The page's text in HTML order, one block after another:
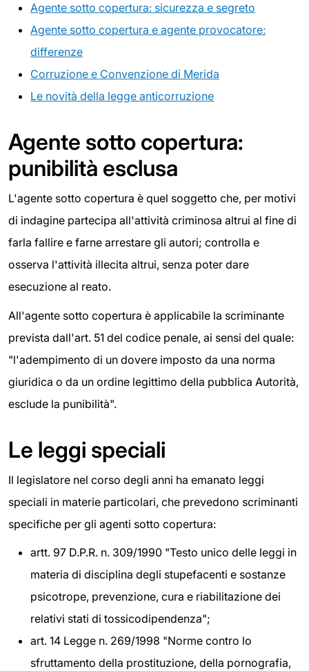
Agente sotto copertura: sicurezza e segreto
Agente sotto copertura e agente provocatore:
differenze
Corruzione e Convenzione di Merida
Le novità della legge anticorruzione
Agente sotto copertura:
punibilità esclusa
L'agente sotto copertura è quel soggetto che, per motivi
di indagine partecipa all'attività criminosa altrui al fine di
farla fallire e farne arrestare gli autori; controlla e
osserva l'attività illecita altrui, senza poter dare
esecuzione al reato.
All'agente sotto copertura è applicabile la scriminante
prevista dall'art. 51 del codice penale, ai sensi del quale:
"l'adempimento di un dovere imposto da una norma
giuridica o da un ordine legittimo della pubblica Autorità,
esclude la punibilità".
Le leggi speciali
Il legislatore nel corso degli anni ha emanato leggi
speciali in materie particolari, che prevedono scriminanti
specifiche per gli agenti sotto copertura:
artt. 97 D.P.R. n. 309/1990 "Testo unico delle leggi in
materia di disciplina degli stupefacenti e sostanze
psicotrope, prevenzione, cura e riabilitazione dei
relativi stati di tossicodipendenza";
art. 14 Legge n. 269/1998 "Norme contro lo
sfruttamento della prostituzione, della pornografia,